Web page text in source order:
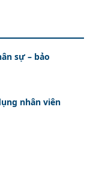
sự – bảo
nhân viên